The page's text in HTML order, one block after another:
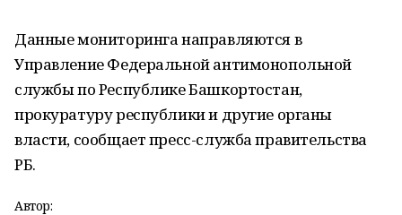
Данные мониторинга направляются в
Управление Федеральной антимонопольной
службы по Республике Башкортостан,
прокуратуру республики и другие органы
власти, сообщает пресс-служба правительства
РБ.
Автор: